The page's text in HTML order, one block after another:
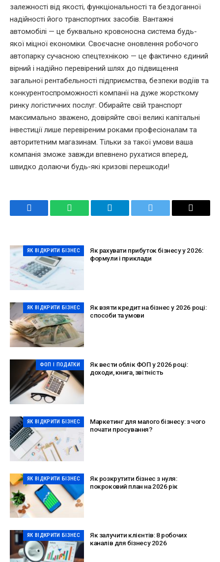
залежності від якості, функціональності та бездоганної
надійності його транспортних засобів. Вантажні
автомобілі — це буквально кровоносна система будь-
якої міцної економіки. Своєчасне оновлення робочого
автопарку сучасною спецтехнікою — це фактично єдиний
вірний і надійно перевірений шлях до підвищення
загальної рентабельності підприємства, безпеки водіїв та
конкурентоспроможності компанії на дуже жорсткому
ринку логістичних послуг. Обирайте свій транспорт
максимально зважено, довіряйте свої великі капітальні
інвестиції лише перевіреним роками професіоналам та
авторитетним магазинам. Тільки за такої умови ваша
компанія зможе завжди впевнено рухатися вперед,
швидко долаючи будь-які кризові перешкоди!
Facebook WhatsApp Telegram Twitter Email
ЯК ВІДКРИТИ БІЗНЕС
Як рахувати прибуток бізнесу у 2026:
формули і приклади
ЯК ВІДКРИТИ БІЗНЕС
Як взяти кредит на бізнес у 2026 році:
способи та умови
ФОП І ПОДАТКИ
Як вести облік ФОП у 2026 році:
доходи, книга, звітність
ЯК ВІДКРИТИ БІЗНЕС
Маркетинг для малого бізнесу: з чого
почати просування?
ЯК ВІДКРИТИ БІЗНЕС
Як розкрутити бізнес з нуля:
покроковий план на 2026 рік
ЯК ВІДКРИТИ БІЗНЕС
Як залучити клієнтів: 8 робочих
каналів для бізнесу 2026